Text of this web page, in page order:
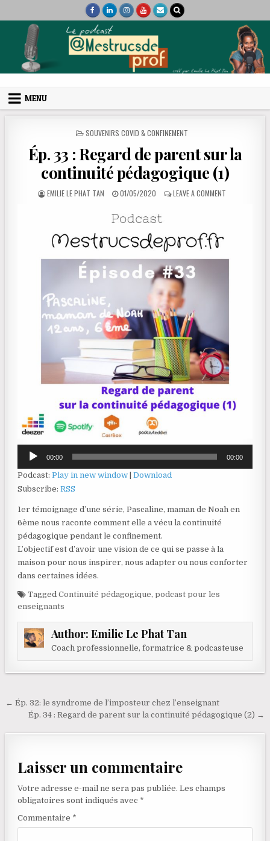
Mes trucs de prof
MENU
POSTED IN
SOUVENIRS COVID & CONFINEMENT
Ép. 33 : Regard de parent sur la
continuité pédagogique (1)
AUTHOR:
EMILIE LE PHAT TAN PUBLISHED DATE:
01/05/2020 LEAVE A COMMENT
Lecteur
audio
00:00 00:00
Podcast:Play in new window |Download
Subscribe:RSS
1er témoignage d’une série, Pascaline, maman de Noah en
6ème nous raconte comment elle a vécu la continuité
pédagogique pendant le confinement.
L’objectif est d’avoir une vision de ce qui se passe à la
maison pour nous inspirer, nous adapter ou nous conforter
dans certaines idées.
TaggedContinuité pédagogique,podcast pour les
enseignants
Author: Emilie Le Phat Tan
Coach professionnelle, formatrice & podcasteuse
Navigation de l’article
← Ép. 32: le syndrome de l’imposteur chez l’enseignant
Ép. 34 : Regard de parent sur la continuité pédagogique (2) →
Laisser un commentaire
Votre adresse e-mail ne sera pas publiée. Les champs
obligatoires sont indiqués avec *
Commentaire *